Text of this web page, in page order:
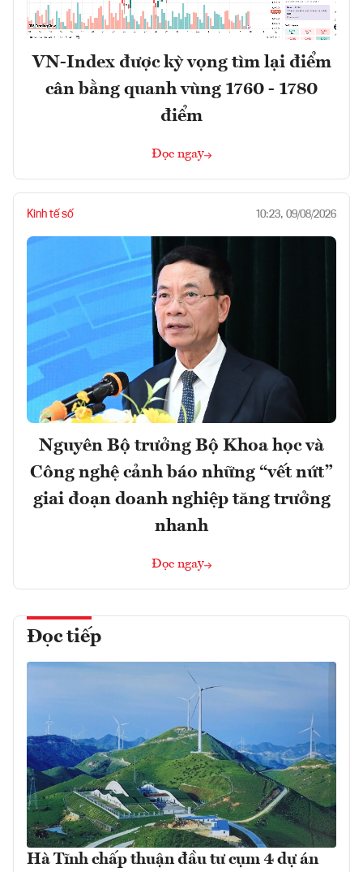
VN-Index được kỳ vọng tìm lại điểm
cân bằng quanh vùng 1760 - 1780
điểm
Đọc ngay
Kinh tế số 10:23, 09/08/2026
Nguyên Bộ trưởng Bộ Khoa học và
Công nghệ cảnh báo những “vết nứt”
giai đoạn doanh nghiệp tăng trưởng
nhanh
Đọc ngay
Đọc tiếp
Hà Tĩnh chấp thuận đầu tư cụm 4 dự án